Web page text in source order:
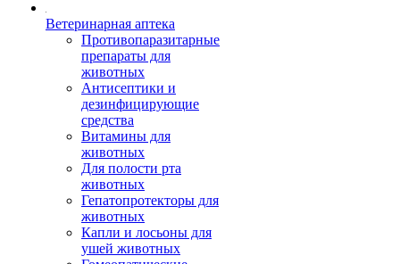
Ветеринарная аптека
Противопаразитарные
препараты для
животных
Антисептики и
дезинфицирующие
средства
Витамины для
животных
Для полости рта
животных
Гепатопротекторы для
животных
Капли и лосьоны для
ушей животных